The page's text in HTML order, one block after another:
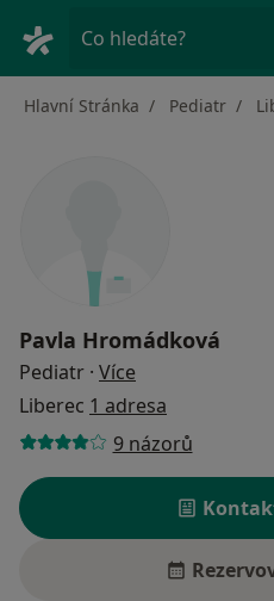
Co hledáte?
Hlavní Stránka Pediatr
Pavla Hromádková
Pediatr · Více
Liberec 1 adresa
9 názorů